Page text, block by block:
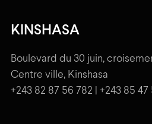
KINSHASA
Boulevard du 30 juin,
Centre ville, Kinshasa
+243 82 87 56 782 | +243 85 47